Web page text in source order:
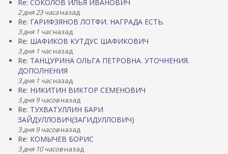
Re: СОКОЛОВ ИЛЬЯ ИВАНОВИЧ
2 дня 23 часаназад
Re: ГАРИФЗЯНОВ ЛОТФИ. НАГРАДА ЕСТЬ.
3 дня 1 часназад
Re: ШАФИКОВ КУТДУС ШАФИКОВИЧ
3 дня 1 часназад
Re: ТАНЦУРИНА ОЛЬГА ПЕТРОВНА. УТОЧНЕНИЯ.
ДОПОЛНЕНИЯ
3 дня 1 часназад
Re: НИКИТИН ВИКТОР СЕМЕНОВИЧ
3 дня 9 часовназад
Re: ТУХВАТУЛЛИН БАРИ
ЗАЙДУЛЛОВИЧ(ЗАГИДУЛЛОВИЧ)
3 дня 9 часовназад
Re: КОМЫЧЕВ БОРИС
3 дня 10 часовназад